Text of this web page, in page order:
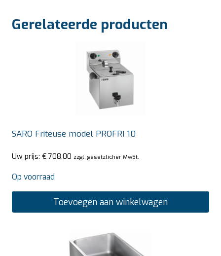
Gerelateerde producten
SARO Friteuse model PROFRI 10
Uw prijs: € 708,00 zzgl. gesetzlicher MwSt.
Op voorraad
Toevoegen aan winkelwagen